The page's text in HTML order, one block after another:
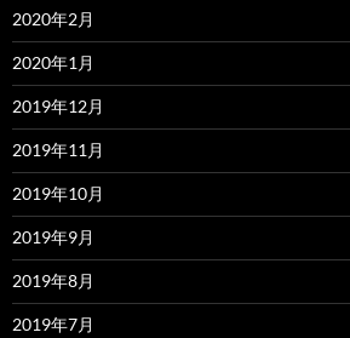
2020年2月
2020年1月
2019年12月
2019年11月
2019年10月
2019年9月
2019年8月
2019年7月